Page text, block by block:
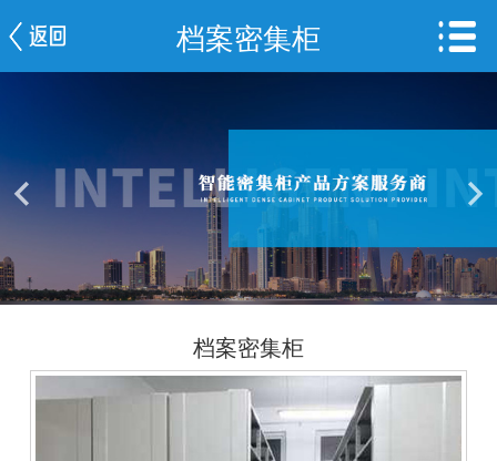
档案密集柜
档案密集柜
网站首页
新闻中心
服务案例
联系我们